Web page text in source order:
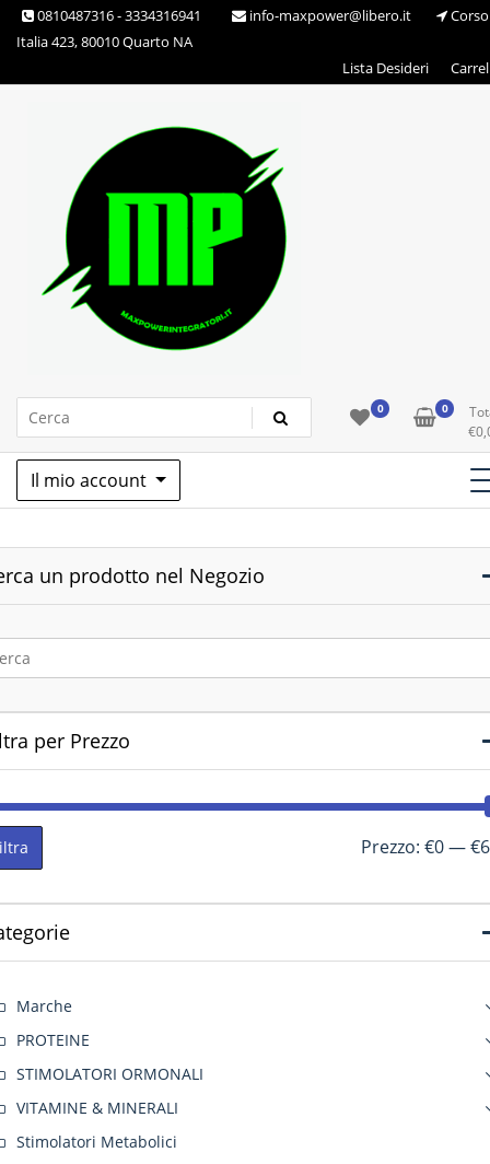
Skip 0810487316 - 3334316941 info-maxpower@libero.it
Corso
Italia 423, 80010 Quarto NA
Lista Desideri
Max Power Integratori 0 0
€
Il mio account
un prodotto nel Negozio
per Prezzo
Prezzo: €0—
Marche
PROTEINE
STIMOLATORI ORMONALI
VITAMINE & MINERALI
Stimolatori Metabolici